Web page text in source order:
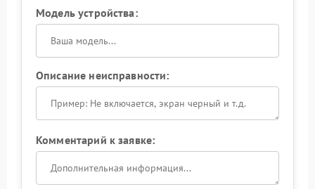
Модель устройства:
Описание неисправности:
Комментарий к заявке: